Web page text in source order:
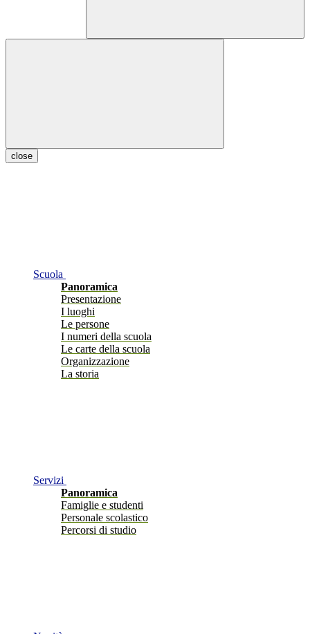
close
Scuola
Panoramica
Presentazione
I luoghi
Le persone
I numeri della scuola
Le carte della scuola
Organizzazione
La storia
Servizi
Panoramica
Famiglie e studenti
Personale scolastico
Percorsi di studio